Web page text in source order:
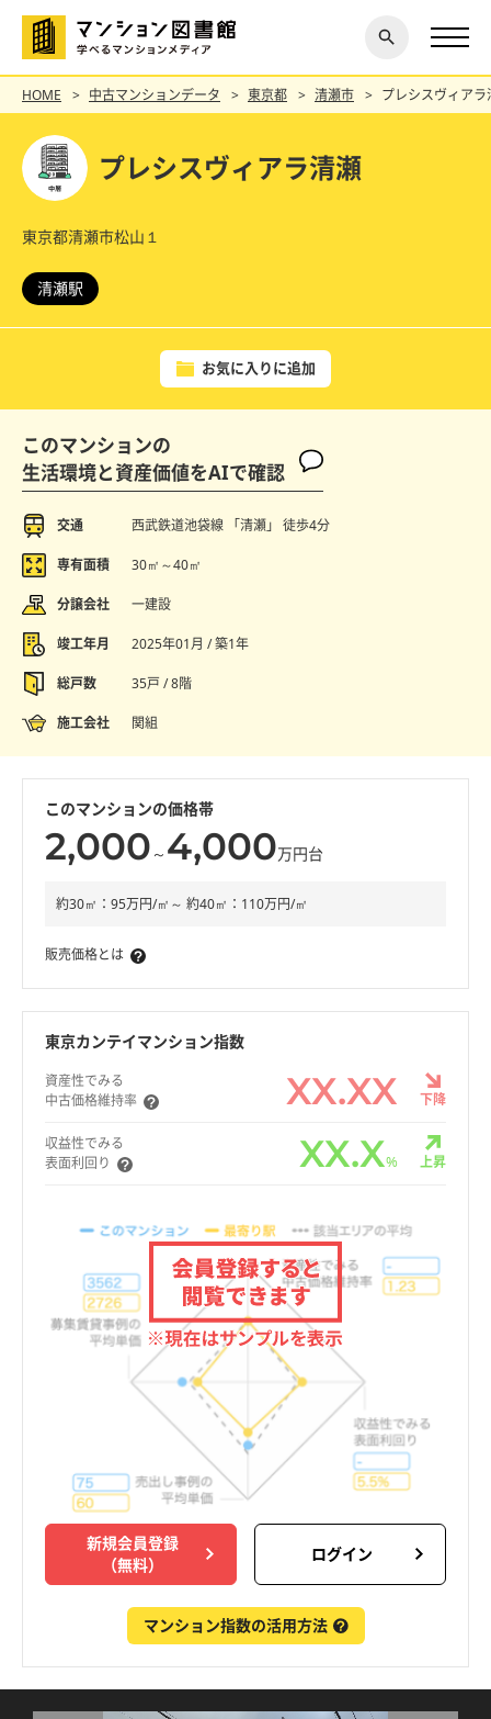
探す
閉じ
る
HOME 中古マンションデータ 東京都 清瀬市 プレシスヴィアラ
プレシスヴィアラ清瀬
東京都清瀬市松山１
清瀬駅
お気に入りに追加
このマンションの
生活環境と資産価値をAIで確認
交通 西武鉄道池袋線 「清瀬」 徒歩4分
専有面積 30㎡～40㎡
分譲会社 一建設
竣工年月 2025年01月 / 築1年
総戸数 35戸 / 8階
施工会社 関組
このマンションの価格帯
2,000 ～ 4,000万円台
約30㎡：95万円/㎡～ 約40㎡：110万円/㎡
販売価格とは
東京カンテイマンション指数
資産性でみる
中古価格維持率
XX.XX 下降
収益性でみる
表面利回り
XX.X% 上昇
新規会員登録
（無料）
ログイン
マンション指数の活用方法